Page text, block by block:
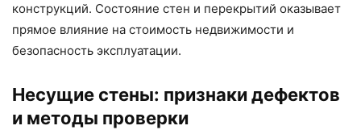
конструкций. Состояние стен и перекрытий оказывает
прямое влияние на стоимость недвижимости и
безопасность эксплуатации.
Несущие стены: признаки дефектов
и методы проверки